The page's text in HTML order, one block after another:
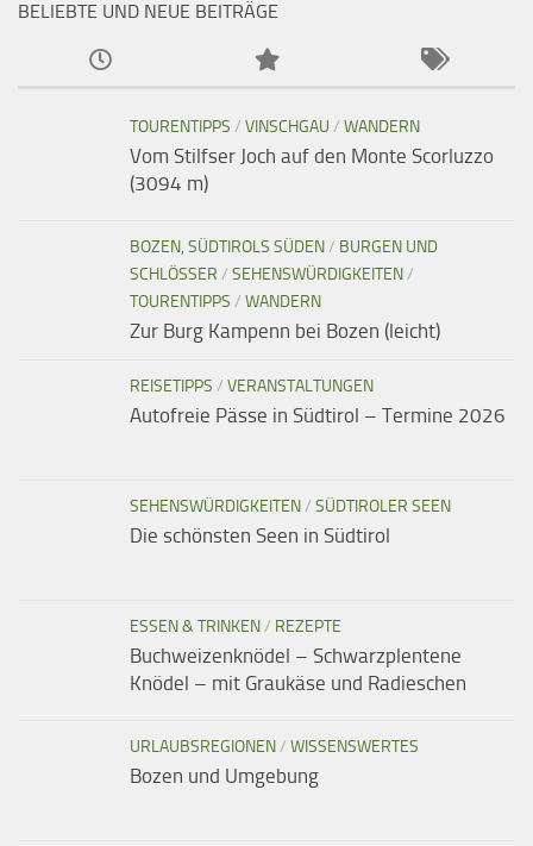
BELIEBTE UND NEUE BEITRÄGE
TOURENTIPPS / VINSCHGAU / WANDERN
Vom Stilfser Joch auf den Monte Scorluzzo
(3094 m)
BOZEN, SÜDTIROLS SÜDEN/ BURGEN UND
SCHLÖSSER / SEHENSWÜRDIGKEITEN/
TOURENTIPPS / WANDERN
Zur Burg Kampenn bei Bozen (leicht)
REISETIPPS / VERANSTALTUNGEN
Autofreie Pässe in Südtirol – Termine 2026
SEHENSWÜRDIGKEITEN/ SÜDTIROLER SEEN
Die schönsten Seen in Südtirol
ESSEN & TRINKEN/ REZEPTE
Buchweizenknödel – Schwarzplentene
Knödel – mit Graukäse und Radieschen
URLAUBSREGIONEN/ WISSENSWERTES
Bozen und Umgebung